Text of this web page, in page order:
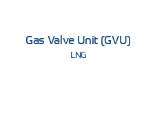
Gas Valve Unit (GVU)
LNG